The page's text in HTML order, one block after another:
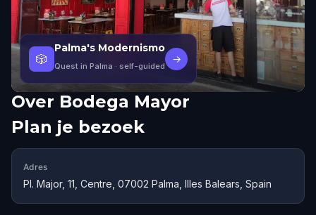
🎲
Palma's Modernismo
Quest in Palma · self-guided
→
Over Bodega Mayor
Plan je bezoek
Adres
Pl. Major, 11, Centre, 07002 Palma, Illes Balears, Spain